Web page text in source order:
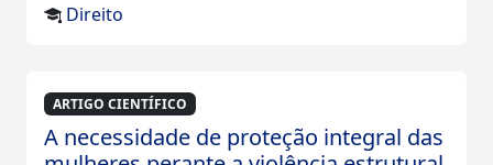
Direito
ARTIGO CIENTÍFICO
A necessidade de proteção integral das